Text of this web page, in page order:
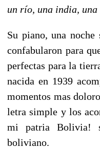
un río, una india, una
Su piano, una
confabularon para
perfectas para la
nacida en 1939
momentos mas
letra simple y los
mi patria Bolivia!
boliviano.